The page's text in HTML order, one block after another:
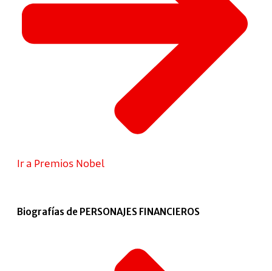
Ir a Premios Nobel
Biografías de PERSONAJES FINANCIEROS